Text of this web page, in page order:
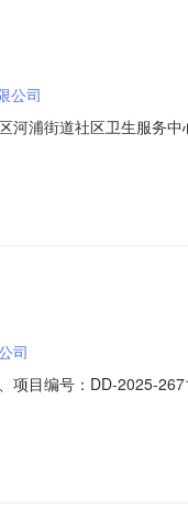
公司
浦街道社区卫生服务
:肆仟陆佰元
司
目编号：DD-2025-
式：13414079765六、